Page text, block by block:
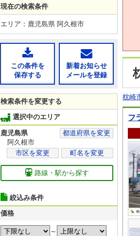
枕崎
フ
現在の検索条件
エリア：鹿児島県 阿久根市
この条件を
保存する
新着お知らせ
メールを登録
検索条件を変更する
選択中のエリア
鹿児島県
都道府県を変更
阿久根市
市区を変更
町名を変更
路線・駅から探す
絞込み条件
価格
～